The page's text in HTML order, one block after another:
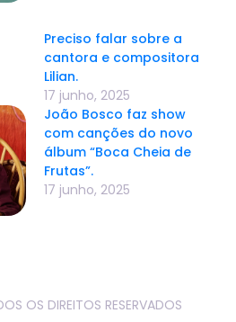
Preciso falar sobre a
cantora e compositora
Lilian.
17 junho, 2025
João Bosco faz show
com canções do novo
álbum “Boca Cheia de
Frutas”.
17 junho, 2025
OS DIREITOS RESERVADOS